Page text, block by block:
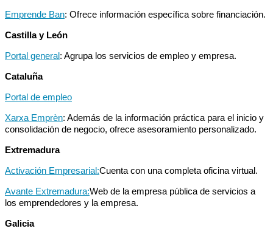
Emprende Ban: Ofrece información específica sobre financiación.
Castilla y León
Portal general: Agrupa los servicios de empleo y empresa.
Cataluña
Portal de empleo
Xarxa Emprèn: Además de la información práctica para el inicio y
consolidación de negocio, ofrece asesoramiento personalizado.
Extremadura
Activación Empresarial:Cuenta con una completa oficina virtual.
Avante Extremadura:Web de la empresa pública de servicios a
los emprendedores y la empresa.
Galicia